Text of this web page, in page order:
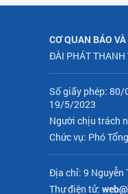
CƠ QUAN BÁO
ĐÀI PHÁT THANH
Số giấy phép: 80/
19/5/2023
Người chịu trách
Chức vụ: Phó
Địa chỉ: 9 Nguyễn
Thư điện tử: